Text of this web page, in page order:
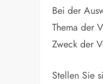
Bei der
Thema der
Zweck der
Stellen Sie